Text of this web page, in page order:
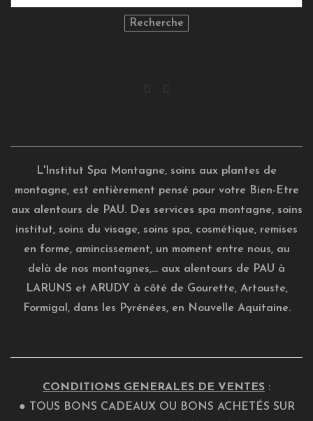
Recherche
L'Institut Spa Montagne, soins aux plantes de
montagne, est entièrement pensé pour votre Bien-Etre
aux alentours de PAU. Des services spa montagne, soins
institut, soins du visage, soins spa, cosmétique, remises
en forme, amincissement, un moment entre nous, au
delà de nos montagnes,... aux alentours de PAU à
LARUNS et ARUDY à côté de Gourette, Artouste,
Formigal, dans les Pyrénées, en Nouvelle Aquitaine.
CONDITIONS GENERALES DE VENTES :
● TOUS BONS CADEAUX OU BONS ACHETÉS SUR